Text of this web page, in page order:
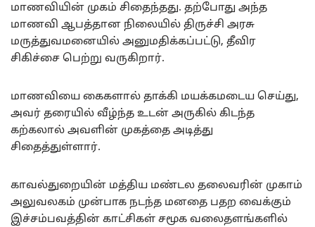
மாணவியின் முகம் சிதைந்தது. தற்போது அந்த
மாணவி ஆபத்தான நிலையில் திருச்சி அரசு
மருத்துவமனையில் அனுமதிக்கப்பட்டு, தீவிர
சிகிச்சை பெற்று வருகிறார்.
மாணவியை கைகளால் தாக்கி மயக்கமடைய செய்து,
அவர் தரையில் வீழ்ந்த உடன் அருகில் கிடந்த
கற்கலால் அவளின் முகத்தை அடித்து
சிதைத்துள்ளார்.
காவல்துறையின் மத்திய மண்டல தலைவரின் முகாம்
அலுவலகம் முன்பாக நடந்த மனதை பதற வைக்கும்
இச்சம்பவத்தின் காட்சிகள் சமூக வலைதளங்களில்